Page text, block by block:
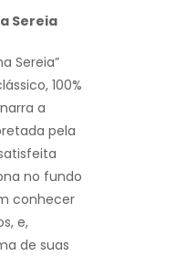
Sereia
Sereia”
100%
a
pela
no fundo
conhecer
e,
de suas